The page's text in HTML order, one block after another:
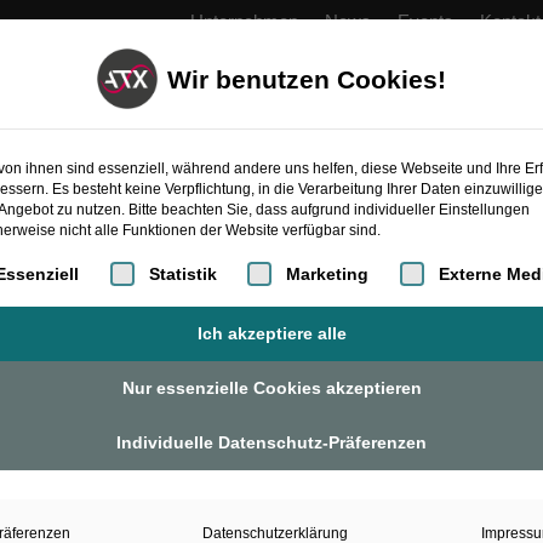
Unternehmen News Events Kontakt
MMI-C
MMI-
C
Wir benutzen Cookies!
ihnen sind essenziell, während andere uns helfen, diese Webseite und Ihre
Es besteht keine Verpflichtung, in die Verarbeitung Ihrer Daten
zu nutzen. Bitte beachten Sie, dass aufgrund individueller Einstellungen
nicht alle Funktionen der Website verfügbar sind.
eine Liste der Service-Gruppen, für die eine Einwilligung erteilt
Statistik Marketing Externe
Ich akzeptiere alle
Nur essenzielle Cookies akzeptieren
Individuelle Datenschutz-Präferenzen
Datenschutzerklärung